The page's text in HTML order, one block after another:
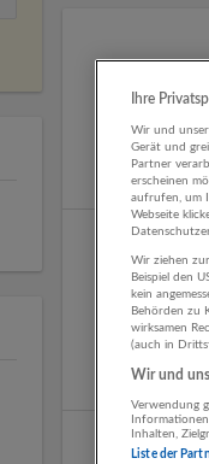
Ihre
Wir und
Gerät und
Partner
erscheinen
aufrufen, um
Webseite
Wir ziehen
Beispiel den
kein
Behörden zu
wirksamen
(auch in
Wir und
Verwendung
Inhalten,
Liste der